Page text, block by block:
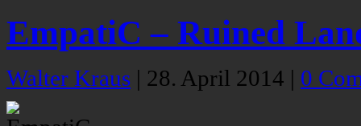
EmpatiC – Ruined
Walter Kraus | 28. April 2014 | 0